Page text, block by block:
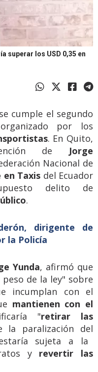
superar los USD 0,35 en
cumple el segundo
por los
. En Quito,
de Jorge
Nacional de
Taxis del Ecuador
delito de
.
dirigente de
la Policía
Yunda, afirmó que
de la ley" sobre
incumplan con el
mantienen con el
"retirar las
la paralización del
sujeta a la
yrevertir las